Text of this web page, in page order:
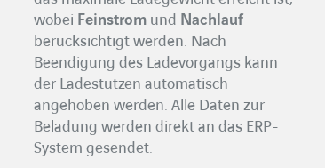
wobei Feinstromund Nachlauf
berücksichtigt werden. Nach
Beendigung des Ladevorgangs kann
der Ladestutzen automatisch
angehoben werden. Alle Daten zur
Beladung werden direkt an das ERP-
System gesendet.